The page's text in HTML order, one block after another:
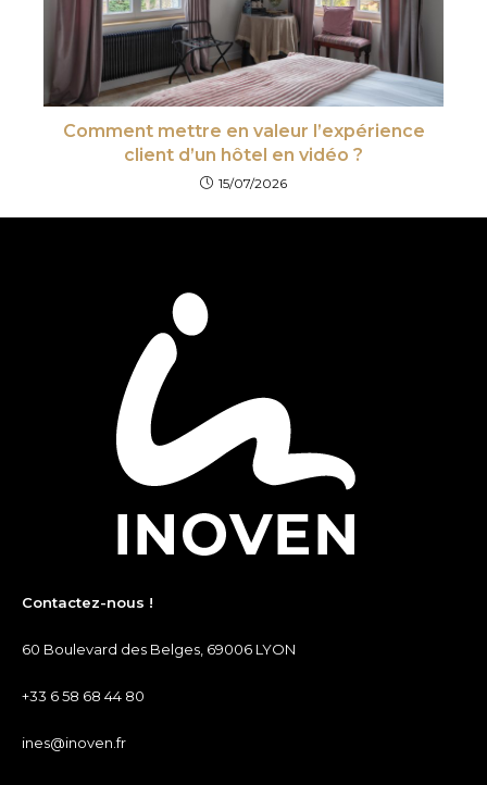
Comment mettre en valeur l’expérience
client d’un hôtel en vidéo ?
15/07/2026
Contactez-nous !
60 Boulevard des Belges, 69006 LYON
+33 6 58 68 44 80
ines@inoven.fr